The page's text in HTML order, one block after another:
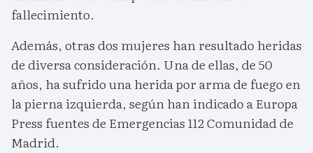
fallecimiento.
Además, otras dos mujeres han resultado heridas
de diversa consideración. Una de ellas, de 50
años, ha sufrido una herida por arma de fuego en
la pierna izquierda, según han indicado a Europa
Press fuentes de Emergencias 112 Comunidad de
Madrid.